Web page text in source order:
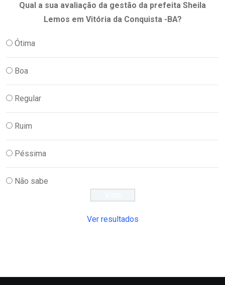
Qual a sua avaliação da gestão da prefeita Sheila
Lemos em Vitória da Conquista -BA?
Ótima
Boa
Regular
Ruim
Péssima
Não sabe
Ver resultados